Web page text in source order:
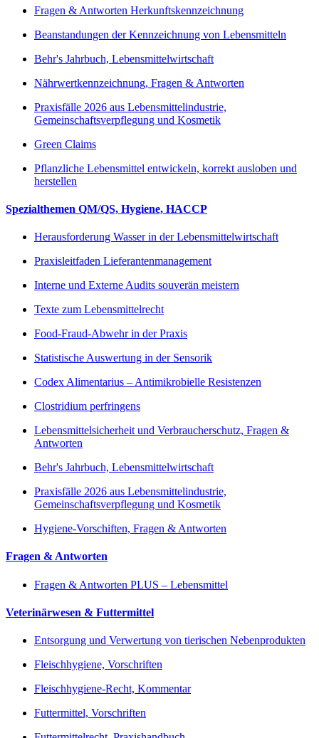
Fragen & Antworten Herkunftskennzeichnung
Beanstandungen der Kennzeichnung von Lebensmitteln
Behr's Jahrbuch, Lebensmittelwirtschaft
Nährwertkennzeichnung, Fragen & Antworten
Praxisfälle 2026 aus Lebensmittelindustrie,
Gemeinschaftsverpflegung und Kosmetik
Green Claims
Pflanzliche Lebensmittel entwickeln, korrekt ausloben und
herstellen
Spezialthemen QM/QS, Hygiene, HACCP
Herausforderung Wasser in der Lebensmittelwirtschaft
Praxisleitfaden Lieferantenmanagement
Interne und Externe Audits souverän meistern
Texte zum Lebensmittelrecht
Food-Fraud-Abwehr in der Praxis
Statistische Auswertung in der Sensorik
Codex Alimentarius – Antimikrobielle Resistenzen
Clostridium perfringens
Lebensmittelsicherheit und Verbraucherschutz, Fragen &
Antworten
Behr's Jahrbuch, Lebensmittelwirtschaft
Praxisfälle 2026 aus Lebensmittelindustrie,
Gemeinschaftsverpflegung und Kosmetik
Hygiene-Vorschiften, Fragen & Antworten
Fragen & Antworten
Fragen & Antworten PLUS – Lebensmittel
Veterinärwesen & Futtermittel
Entsorgung und Verwertung von tierischen Nebenprodukten
Fleischhygiene, Vorschriften
Fleischhygiene-Recht, Kommentar
Futtermittel, Vorschriften